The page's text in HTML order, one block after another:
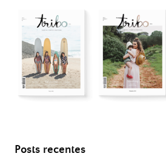
Posts recentes